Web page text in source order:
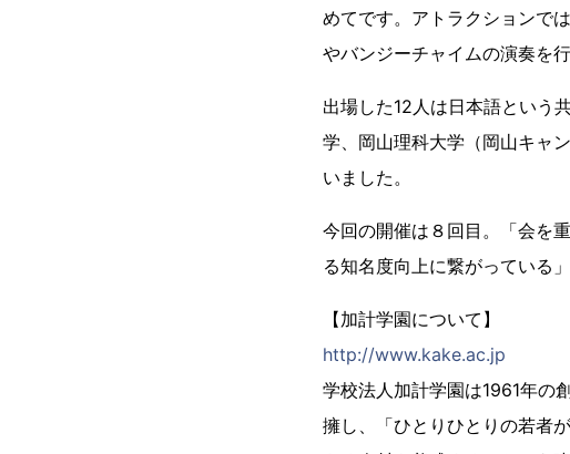
めてです。アトラクションで
やバンジーチャイムの演奏を
出場した12人は日本語という
学、岡山理科大学（岡山キャ
いました。
今回の開催は８回目。「会を
る知名度向上に繋がっている
【加計学園について】
http://www.kake.ac.jp
学校法人加計学園は1961年の
擁し、「ひとりひとりの若者